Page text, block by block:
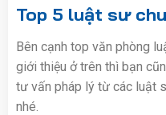
Top 5 luật sư
Bên cạnh top văn phòng
giới thiệu ở trên thì bạn
tư vấn pháp lý từ các luật
nhé.